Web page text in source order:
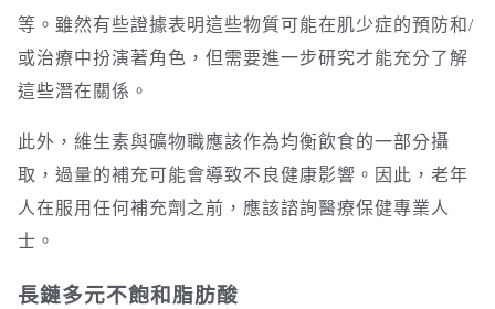
等。雖然有些證據表明這些物質可能在肌少症的預防和/
或治療中扮演著角色，但需要進一步研究才能充分了解
這些潛在關係。
此外，維生素與礦物職應該作為均衡飲食的一部分攝
取，過量的補充可能會導致不良健康影響。因此，老年
人在服用任何補充劑之前，應該諮詢醫療保健專業人
士。
長鏈多元不飽和脂肪酸